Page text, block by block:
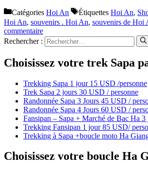
Catégories Hoi An Étiquettes Hoi An,
Hoi An, souvenirs . Hoi An, souvenirs de Hoi
commentaire
Rechercher :
Choisissez votre trek Sapa
Trekking Sapa 1 jour 15 USD /personne
Trek Sapa 2 jours 30 USD / personne
Randonnée Sapa 3 Jours 45 USD /
Randonnée Sapa 4 Jours 60 USD /
Fansipan – Sapa + Marché de Bac Ha
Trekking Fansipan 1 jour 85 USD/
Trekking à Sapa +boucle moto Ha
Choisissez votre boucle Ha